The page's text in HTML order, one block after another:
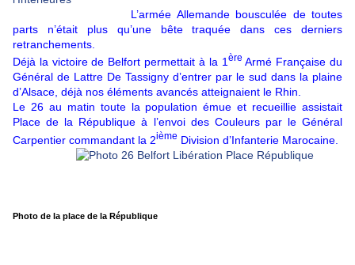
L’armée Allemande bousculée de toutes
parts n’était plus qu’une bête traquée dans ces derniers
retranchements.
Déjà la victoire de Belfort permettait à la 1ère Armé Française du
Général de Lattre De Tassigny d’entrer par le sud dans la plaine
d’Alsace, déjà nos éléments avancés atteignaient le Rhin.
Le 26 au matin toute la population émue et recueillie assistait
Place de la République à l’envoi des Couleurs par le Général
Carpentier commandant la 2ième Division d’Infanterie Marocaine.
Photo de la place de la République